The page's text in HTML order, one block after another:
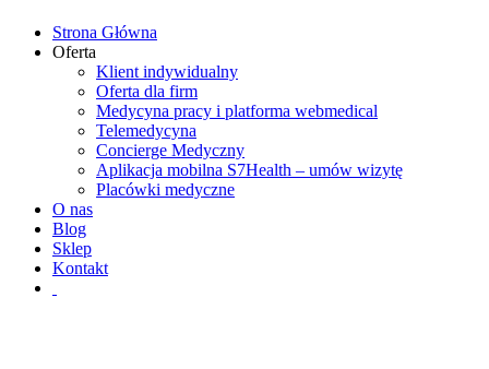
Strona Główna
Oferta
Klient indywidualny
Oferta dla firm
Medycyna pracy i platforma webmedical
Telemedycyna
Concierge Medyczny
Aplikacja mobilna S7Health – umów wizytę
Placówki medyczne
O nas
Blog
Sklep
Kontakt